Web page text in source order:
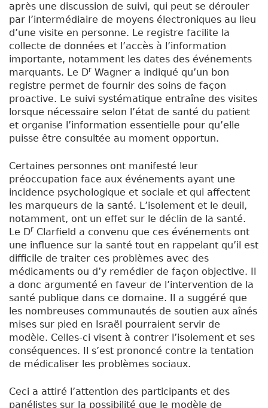
après une discussion de suivi, qui peut se dérouler
par l’intermédiaire de moyens électroniques au lieu
d’une visite en personne. Le registre facilite la
collecte de données et l’accès à l’information
importante, notamment les dates des événements
marquants. Le Dr Wagner a indiqué qu’un bon
registre permet de fournir des soins de façon
proactive. Le suivi systématique entraîne des visites
lorsque nécessaire selon l’état de santé du patient
et organise l’information essentielle pour qu’elle
puisse être consultée au moment opportun.
Certaines personnes ont manifesté leur
préoccupation face aux événements ayant une
incidence psychologique et sociale et qui affectent
les marqueurs de la santé. L’isolement et le deuil,
notamment, ont un effet sur le déclin de la santé.
Le Dr Clarfield a convenu que ces événements ont
une influence sur la santé tout en rappelant qu’il est
difficile de traiter ces problèmes avec des
médicaments ou d’y remédier de façon objective. Il
a donc argumenté en faveur de l’intervention de la
santé publique dans ce domaine. Il a suggéré que
les nombreuses communautés de soutien aux aînés
mises sur pied en Israël pourraient servir de
modèle. Celles-ci visent à contrer l’isolement et ses
conséquences. Il s’est prononcé contre la tentation
de médicaliser les problèmes sociaux.
Ceci a attiré l’attention des participants et des
panélistes sur la possibilité que le modèle de